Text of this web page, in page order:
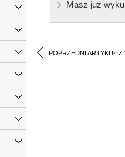
Masz już
POPRZEDNI ARTYKUŁ Z